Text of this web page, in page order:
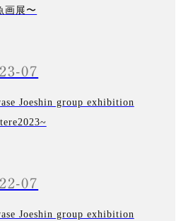
画展〜
07
Joeshin group exhibition
07
Joeshin group exhibition